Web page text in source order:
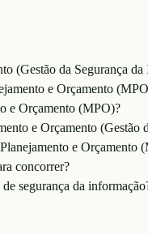
(Gestão da Segurança
e Orçamento
e Orçamento (MPO)?
e Orçamento
e Orçamento
concorrer?
segurança da